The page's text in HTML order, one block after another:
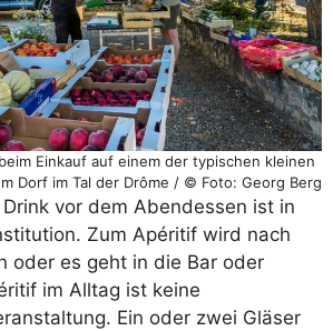
Einkauf auf einem der typischen kleinen
Dorf im Tal der Drôme / © Foto: Georg Berg
vor dem Abendessen ist in
Zum Apéritif wird nach
oder es geht in die Bar oder
im Alltag ist keine
Ein oder zwei Gläser